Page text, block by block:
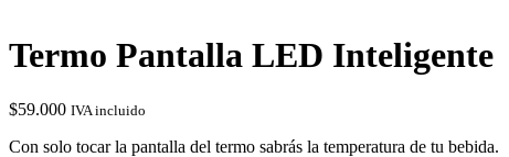
Termo Pantalla LED Inteligente
$59.000 IVA incluido
Con solo tocar la pantalla del termo sabrás la temperatura de tu bebida.